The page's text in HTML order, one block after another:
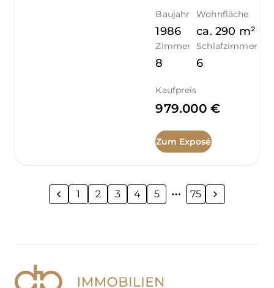
Baujahr
1986
Wohnfläche
ca. 290 m²
Zimmer
8
Schlafzimmer
6
Kaufpreis
979.000 €
Zum Exposé
1 2 3 4 5 75